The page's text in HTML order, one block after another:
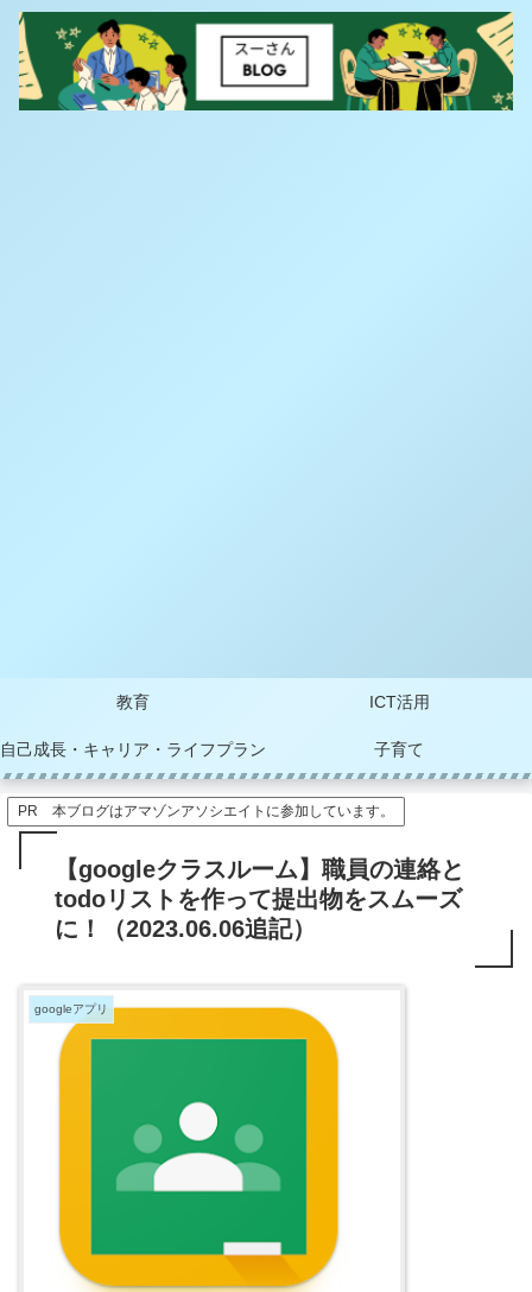
教育 ICT活用
自己成長・キャリア・ライフプラン 子育て
PR 本ブログはアマゾンアソシエイトに参加しています。
【googleクラスルーム】職員の連絡と
todoリストを作って提出物をスムーズ
に！（2023.06.06追記）
googleアプリ